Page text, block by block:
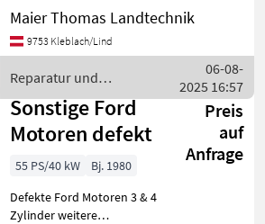
Modells TCD 2012 L 06 4 V
ist ein leistungsstarker
Motor, der mit einer
von 165 PS ausgestattet ist.
Dieser
Maier Thomas Landtechnik
9753 Kleblach/Lind
Reparatur und
Ersatzteile / Deutz Fahr
06-08-
2025 16:57
Sonstige Ford
Motoren defekt
Preis
auf
Anfrage
55 PS/40 kW
Bj. 1980
Defekte Ford Motoren 3 & 4
Zylinder weitere